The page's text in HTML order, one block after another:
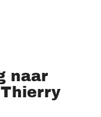
naar
Thierry